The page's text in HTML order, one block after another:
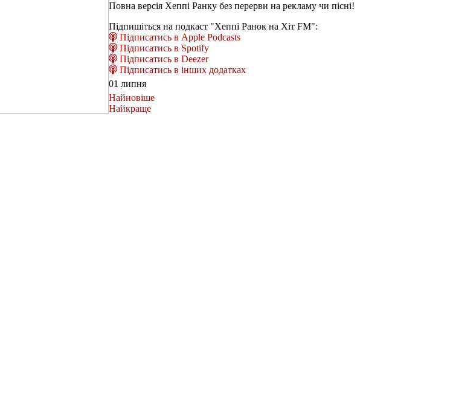
Повна версія Хеппі Ранку без перерви на рекламу чи пісні!
Підпишіться на подкаст "Хеппі Ранок на Хіт FM":
Підписатись в Apple Podcasts
Підписатись в Spotify
Підписатись в Deezer
Підписатись в інших додатках
01 липня
Найновіше
Найкраще